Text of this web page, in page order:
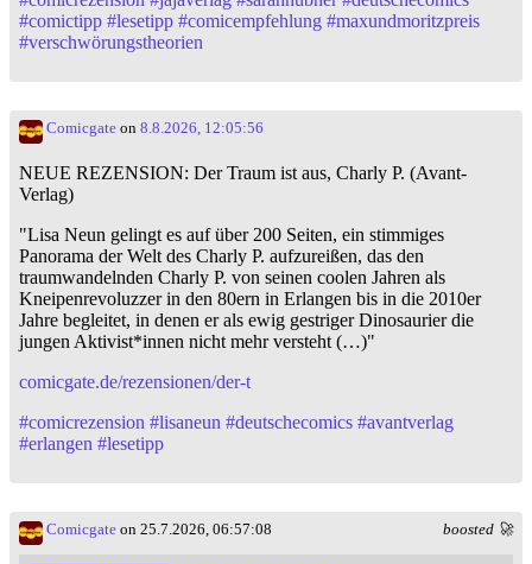
#comictipp #lesetipp #comicempfehlung #maxundmoritzpreis
#verschwörungstheorien
Comicgate on 8.8.2026, 12:05:56
NEUE REZENSION: Der Traum ist aus, Charly P. (Avant-
Verlag)
"Lisa Neun gelingt es auf über 200 Seiten, ein stimmiges
Panorama der Welt des Charly P. aufzureißen, das den
traumwandelnden Charly P. von seinen coolen Jahren als
Kneipenrevoluzzer in den 80ern in Erlangen bis in die 2010er
Jahre begleitet, in denen er als ewig gestriger Dinosaurier die
jungen Aktivist*innen nicht mehr versteht (…)"
comicgate.de/rezensionen/der-t
#comicrezension #lisaneun #deutschecomics #avantverlag
#erlangen #lesetipp
boosted 🚀
Comicgate on 25.7.2026, 06:57:08